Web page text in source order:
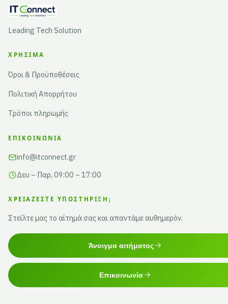
Leading Tech Solution
ΧΡΉΣΙΜΑ
Όροι & Προϋποθέσεις
Πολιτική Απορρήτου
Τρόποι πληρωμής
ΕΠΙΚΟΙΝΩΝΊΑ
info@itconnect.gr
Δευ – Παρ, 09:00 – 17:00
ΧΡΕΙΆΖΕΣΤΕ ΥΠΟΣΤΉΡΙΞΗ;
Στείλτε μας το αίτημά σας και απαντάμε αυθημερόν.
Άνοιγμα αιτήματος
Επικοινωνία